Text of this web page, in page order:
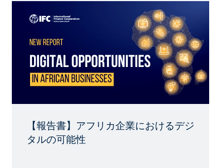
【報告書】アフリカ企業におけるデジ
タルの可能性